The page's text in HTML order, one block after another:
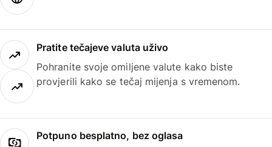
Pratite tečajeve valuta uživo
Pohranite svoje omiljene valute kako biste
provjerili kako se tečaj mijenja s vremenom.
Potpuno besplatno, bez oglasa